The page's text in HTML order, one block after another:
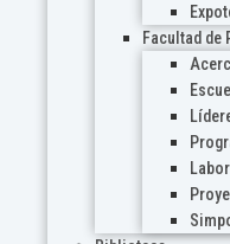
Facultad de